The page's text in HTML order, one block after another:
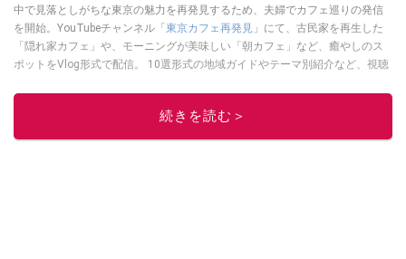
中で見落としがちな東京の魅力を再発見するため、夫婦でカフェ巡りの発信
を開始。YouTubeチャンネル「東京カフェ再発見 」にて、古民家を再生した
「隠れ家カフェ」や、モーニングが美味しい「朝カフェ」など、癒やしのス
ポットをVlog形式で配信。 10選形式の地域ガイドやテーマ別紹介など、視聴
このイチオシストの他の記事を読む
続きを読む＞